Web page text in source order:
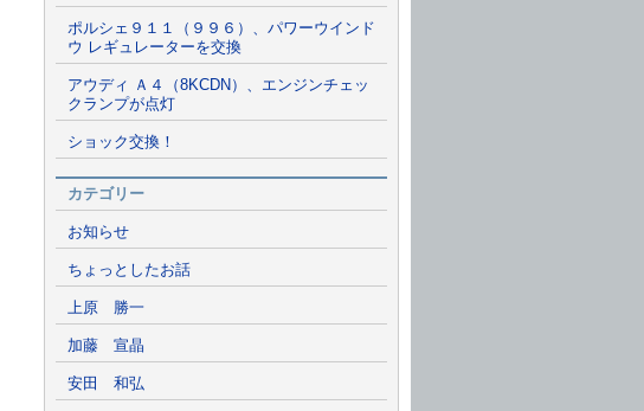
ポルシェ９１１（９９６）、パワーウインド
ウ レギュレーターを交換
アウディ Ａ４（8KCDN）、エンジンチェッ
クランプが点灯
ショック交換！
カテゴリー
お知らせ
ちょっとしたお話
上原 勝一
加藤 宣晶
安田 和弘